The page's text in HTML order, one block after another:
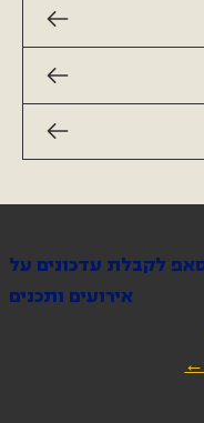
לקבלת עדכונים על
אירועים ותכנים
←